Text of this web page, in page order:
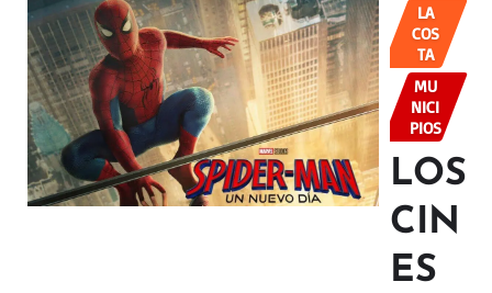
LA
COS
TA
MU
NICI
PIOS
LOS
CIN
ES